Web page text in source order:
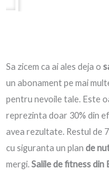
Sa zicem ca ai ales deja o
un abonament pe mai
pentru nevoile tale. Este
reprezinta doar 30% din
avea rezultate. Restul de
cu siguranta un plan de
mergi.Salile de fitness din